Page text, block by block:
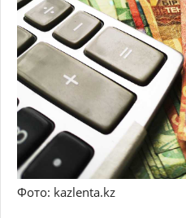
Фото: kazlenta.kz